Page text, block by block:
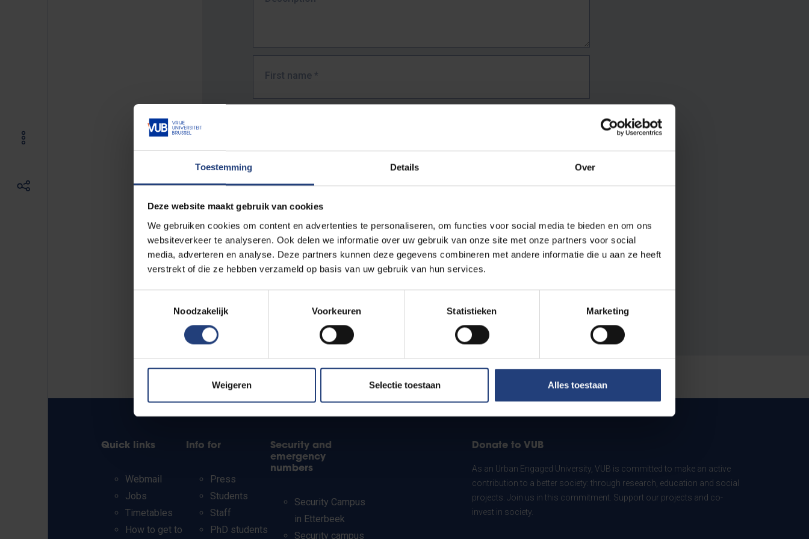
Toestemming Details Over
Deze website maakt gebruik van cookies
We gebruiken cookies om content en advertenties te personaliseren, om functies voor social media te bieden en om ons
websiteverkeer te analyseren. Ook delen we informatie over uw gebruik van onze site met onze partners voor social
media, adverteren en analyse. Deze partners kunnen deze gegevens combineren met andere informatie die u aan ze heeft
verstrekt of die ze hebben verzameld op basis van uw gebruik van hun services.
Noodzakelijk
Voorkeuren Statistieken Marketing
Weigeren Selectie toestaan Alles toestaan
First name *
The full URL of the page where you encountered the error.
E.g. https://www.vub.be/nl/studeren-aan-de-vub/alle-opleidingen
Quick links
Webmail
Jobs
Timetables
How to get to
Info for
Press
Students
Staff
PhD students
Security and
emergency
numbers
Security Campus
in Etterbeek
Security campus
Donate to VUB
As an Urban Engaged University, VUB is committed to make an active
contribution to a better society: through research, education and social
projects. Join us in this commitment. Support our projects and co-
invest in society.